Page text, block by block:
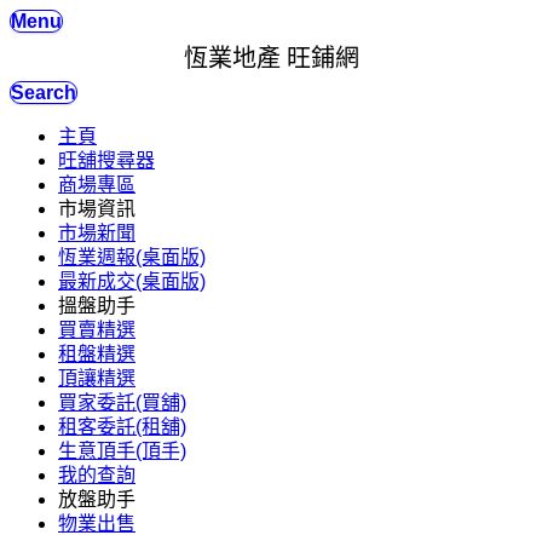
Menu
恆業地產 旺鋪網
Search
主頁
旺舖搜尋器
商場專區
市場資訊
市場新聞
恆業週報(桌面版)
最新成交(桌面版)
搵盤助手
買賣精選
租盤精選
頂讓精選
買家委託(買舖)
租客委託(租舖)
生意頂手(頂手)
我的查詢
放盤助手
物業出售